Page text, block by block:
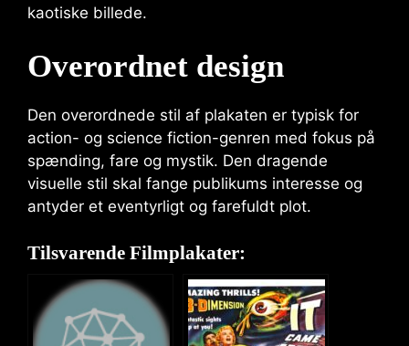
kaotiske billede.
Overordnet design
Den overordnede stil af plakaten er typisk for
action- og science fiction-genren med fokus på
spænding, fare og mystik. Den dragende
visuelle stil skal fange publikums interesse og
antyder et eventyrligt og farefuldt plot.
Tilsvarende Filmplakater: